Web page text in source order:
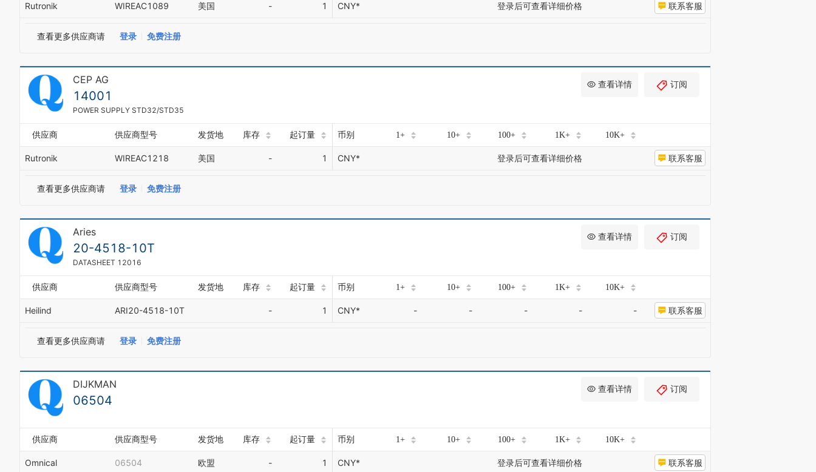
Rutronik WIREAC1089 美国 - 1 CNY* 登录后可查看详细价格 联系客服
查看更多供应商请 登录 免费注册
CEP AG
14001
POWER SUPPLY STD32/STD35
查看详情 订阅
供应商 供应商型号 发货地 库存 起订量 币别 1+ 10+ 100+ 1K+ 10K+
Rutronik WIREAC1218 美国 - 1 CNY* 登录后可查看详细价格 联系客服
查看更多供应商请 登录 免费注册
Aries
20-4518-10T
DATASHEET 12016
查看详情 订阅
供应商 供应商型号 发货地 库存 起订量 币别 1+ 10+ 100+ 1K+ 10K+
Heilind ARI20-4518-10T - 1 CNY* - - - - - 联系客服
查看更多供应商请 登录 免费注册
DIJKMAN
06504
查看详情 订阅
供应商 供应商型号 发货地 库存 起订量 币别 1+ 10+ 100+ 1K+ 10K+
Omnical 06504 欧盟 - 1 CNY* 登录后可查看详细价格 联系客服